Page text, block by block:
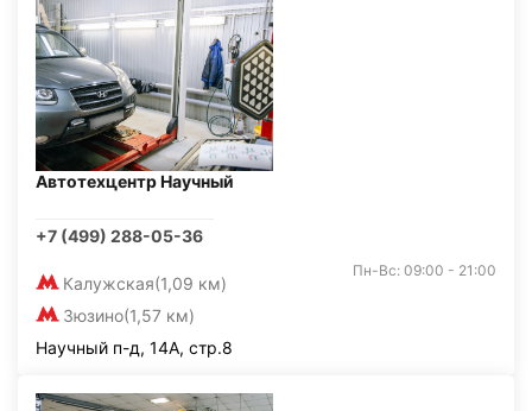
Автотехцентр Научный
+7 (499) 288-05-36
Калужская(1,09 км)
Зюзино(1,57 км)
Пн-Вс: 09:00 - 21:00
Научный п-д, 14А, стр.8